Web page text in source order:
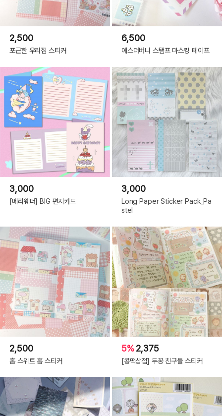
2,500
포근한 우리집 스티커
6,500
에스더버니 스탬프 마스킹 테이프
3,000
[메리웨더] BIG 편지카드
3,000
Long Paper Sticker Pack_Pa
stel
2,500
홈 스위트 홈 스티커
5%2,375
[콩떡상점] 두꽁 친구들 스티커